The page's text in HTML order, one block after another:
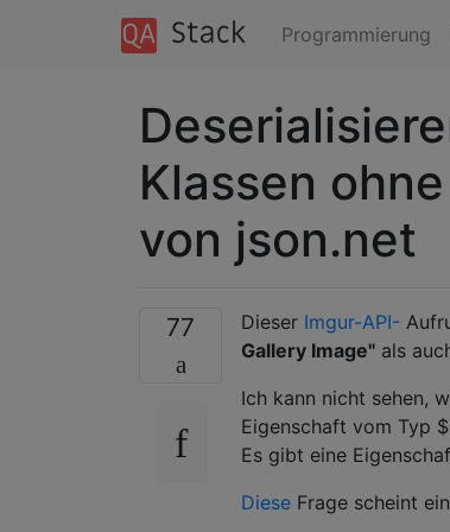
Programmierung
Klassen
von json.net
77 Dieser Imgur-API-
Gallery Image" als
Ich kann nicht sehen,
Eigenschaft vom Typ
Es gibt eine
Diese Frage scheint